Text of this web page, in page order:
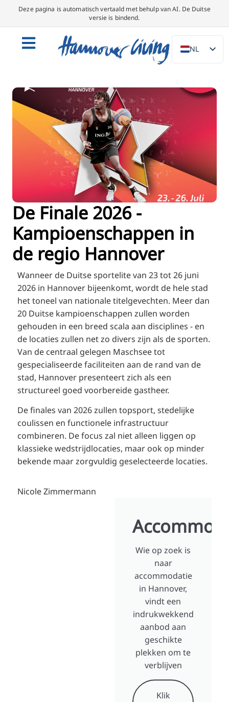
Deze pagina is automatisch vertaald met behulp van AI. De Duitse
versie is bindend.
NL
DE
PL
SV
PT
RU
KO
JA
BG
De Finale 2026 -
Kampioenschappen in
de regio Hannover
Wanneer de Duitse sportelite van 23 tot 26 juni
2026 in Hannover bijeenkomt, wordt de hele stad
het toneel van nationale titelgevechten. Meer dan
20 Duitse kampioenschappen zullen worden
gehouden in een breed scala aan disciplines - en
de locaties zullen net zo divers zijn als de sporten.
Van de centraal gelegen Maschsee tot
gespecialiseerde faciliteiten aan de rand van de
stad, Hannover presenteert zich als een
structureel goed voorbereide gastheer.
De finales van 2026 zullen topsport, stedelijke
coulissen en functionele infrastructuur
combineren. De focus zal niet alleen liggen op
klassieke wedstrijdlocaties, maar ook op minder
bekende maar zorgvuldig geselecteerde locaties.
Nicole Zimmermann
Wie op zoek is
naar
accommodatie
in Hannover,
vindt een
indrukwekkend
aanbod aan
geschikte
plekken om te
verblijven
Klik